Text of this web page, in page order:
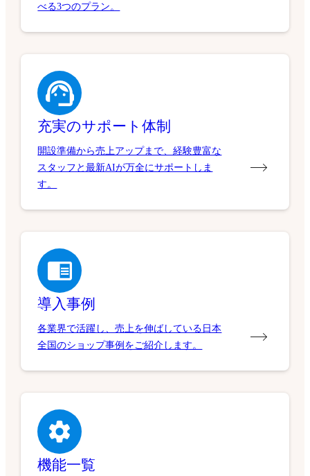
べる3つのプラン。
充実のサポート体制
開設準備から売上アップまで、経験豊富な
スタッフと最新AIが万全にサポートしま
す。
導入事例
各業界で活躍し、売上を伸ばしている日本
全国のショップ事例をご紹介します。
機能一覧